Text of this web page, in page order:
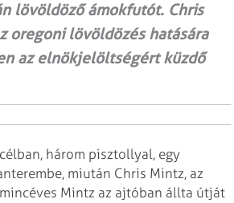
lövöldöző ámokfutót. Chris
oregoni lövöldözés hatására
az elnökjelöltségért küzdő
három pisztollyal, egy
miután Chris Mintz, az
Mintz az ajtóban állta útját